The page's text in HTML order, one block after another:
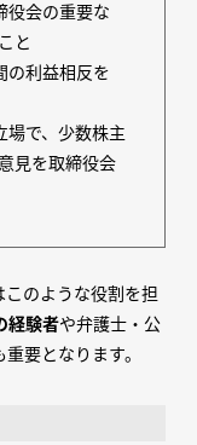
会の重要な
と
利益相反を
で、少数株主
見を取締役会
このような役割を担
経験者や弁護士・公
要となります。